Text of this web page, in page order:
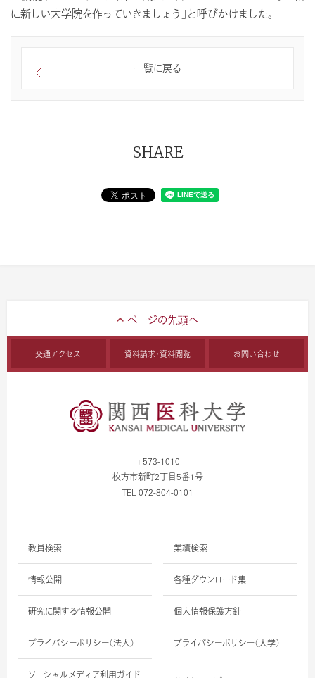
に新しい大学院を作っていきましょう」と呼びかけました。
一覧に戻る
SHARE
交通アクセス 資料請求・資料閲覧 お問い合わせ
〒573-1010
枚方市新町2丁目5番1号
TEL 072-804-0101
教員検索 業績検索
情報公開 各種ダウンロード集
研究に関する情報公開 個人情報保護方針
プライバシーポリシー（法人） プライバシーポリシー（大学）
ソーシャルメディア利用ガイド